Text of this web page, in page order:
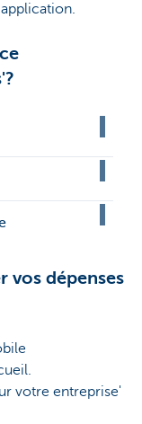
vos dépenses
votre entreprise'